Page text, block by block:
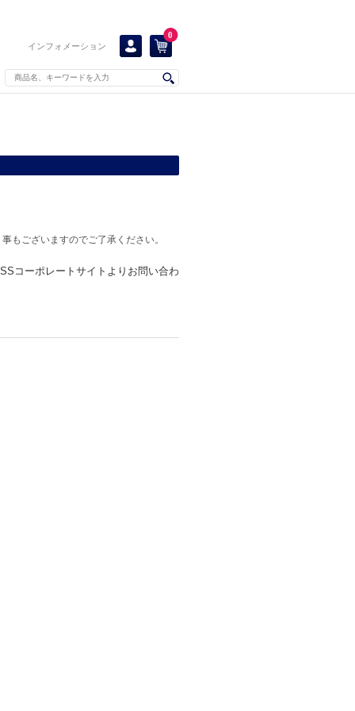
インフォメーション
0
もございますのでご了承ください。
コーポレートサイトよりお問い合わ